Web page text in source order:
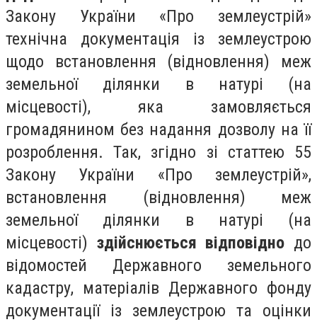
Закону України «Про землеустрій»
технічна документація із землеустрою
щодо встановлення (відновлення) меж
земельної ділянки в натурі (на
місцевості), яка замовляється
громадянином без надання дозволу на її
розроблення. Так, згідно зі статтею 55
Закону України «Про землеустрій»,
встановлення (відновлення) меж
земельної ділянки в натурі (на
місцевості) здійснюється відповідно до
відомостей Державного земельного
кадастру, матеріалів Державного фонду
документації із землеустрою та оцінки